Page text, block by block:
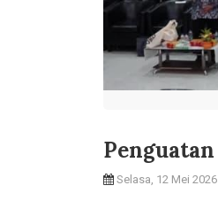
Selasa, 12 Mei 2026